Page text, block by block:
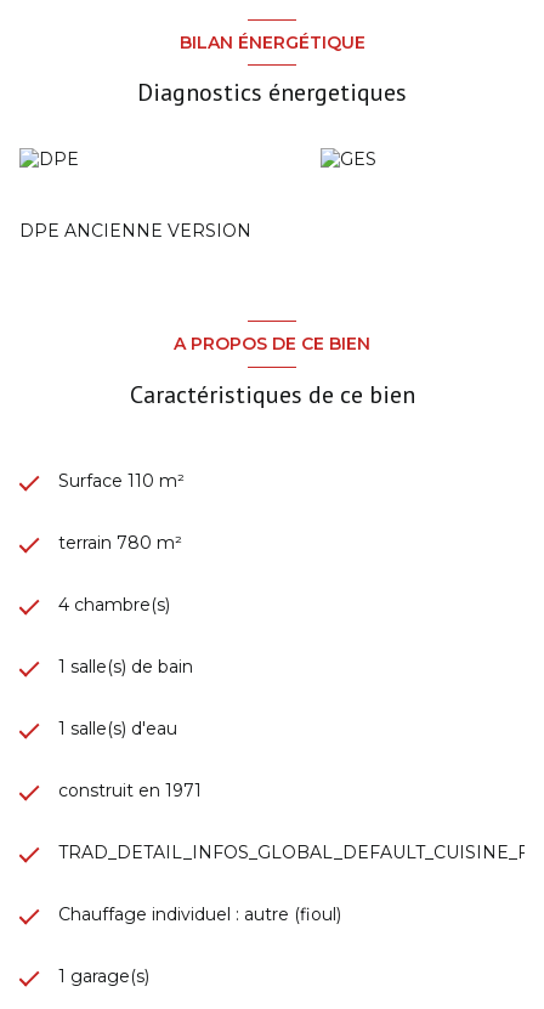
BILAN ÉNERGÉTIQUE
Diagnostics énergetiques
DPE ANCIENNE VERSION
A PROPOS DE CE BIEN
Caractéristiques de ce bien
Surface 110 m²
terrain 780 m²
4 chambre(s)
1 salle(s) de bain
1 salle(s) d'eau
construit en 1971
Chauffage individuel : autre (fioul)
1 garage(s)